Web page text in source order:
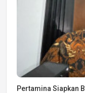
Pertamina Siapkan